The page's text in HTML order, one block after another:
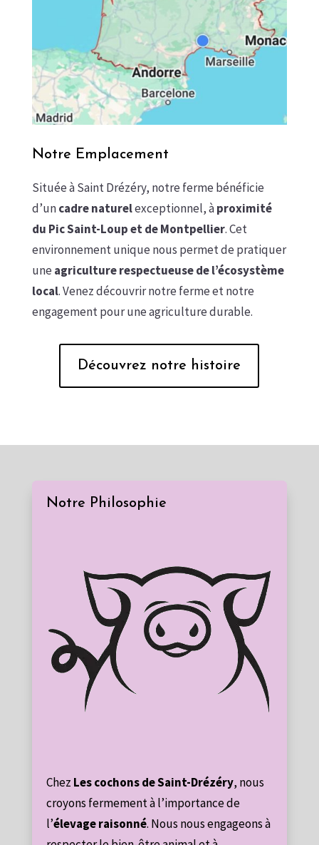
Notre Emplacement
Située à Saint Drézéry, notre ferme bénéficie
d’uncadre naturelexceptionnel, àproximité
du Pic Saint-Loup et de Montpellier. Cet
environnement unique nous permet de pratiquer
une agriculture respectueuse de l’écosystème
local. Venez découvrir notre ferme et notre
engagement pour une agriculture durable.
Découvrez notre histoire
Notre Philosophie
Chez Les cochons de Saint-Drézéry, nous
croyons fermement à l’importance de
l’élevage raisonné. Nous nous engageons à